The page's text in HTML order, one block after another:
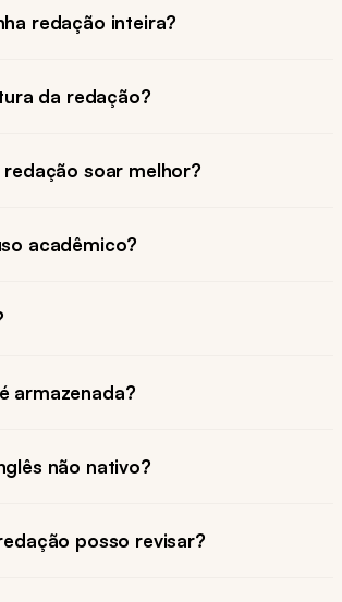
redação inteira?
da redação?
soar melhor?
acadêmico?
armazenada?
não nativo?
posso revisar?